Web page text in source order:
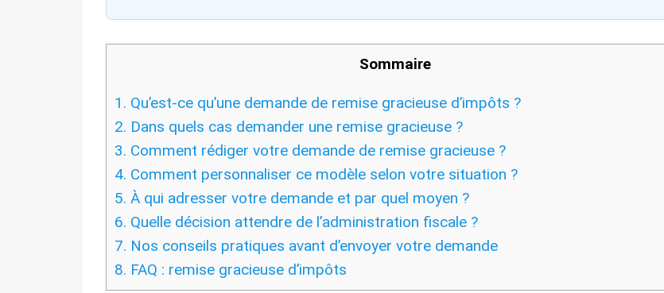
Sommaire
1. Qu’est-ce qu’une demande de remise gracieuse d’impôts ?
2. Dans quels cas demander une remise gracieuse ?
3. Comment rédiger votre demande de remise gracieuse ?
4. Comment personnaliser ce modèle selon votre situation ?
5. À qui adresser votre demande et par quel moyen ?
6. Quelle décision attendre de l’administration fiscale ?
7. Nos conseils pratiques avant d’envoyer votre demande
8. FAQ : remise gracieuse d’impôts